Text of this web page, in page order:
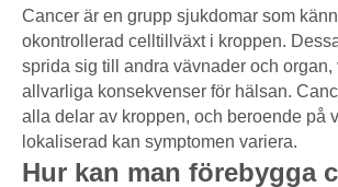
Cancer är en grupp sjukdomar som
okontrollerad celltillväxt i kroppen.
sprida sig till andra vävnader och organ,
allvarliga konsekvenser för hälsan.
alla delar av kroppen, och beroende på
lokaliserad kan symptomen variera.
Hur kan man förebygga